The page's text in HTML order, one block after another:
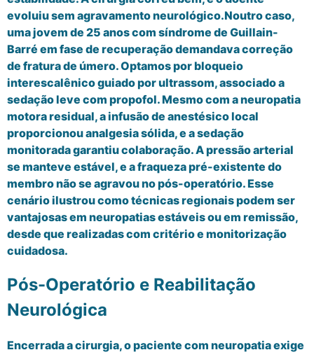
evoluiu sem agravamento neurológico.Noutro caso,
uma jovem de 25 anos com síndrome de Guillain-
Barré em fase de recuperação demandava correção
de fratura de úmero. Optamos por bloqueio
interescalênico guiado por ultrassom, associado a
sedação leve com propofol. Mesmo com a neuropatia
motora residual, a infusão de anestésico local
proporcionou analgesia sólida, e a sedação
monitorada garantiu colaboração. A pressão arterial
se manteve estável, e a fraqueza pré-existente do
membro não se agravou no pós-operatório. Esse
cenário ilustrou como técnicas regionais podem ser
vantajosas em neuropatias estáveis ou em remissão,
desde que realizadas com critério e monitorização
cuidadosa.
Pós-Operatório e Reabilitação
Neurológica
Encerrada a cirurgia, o paciente com neuropatia exige